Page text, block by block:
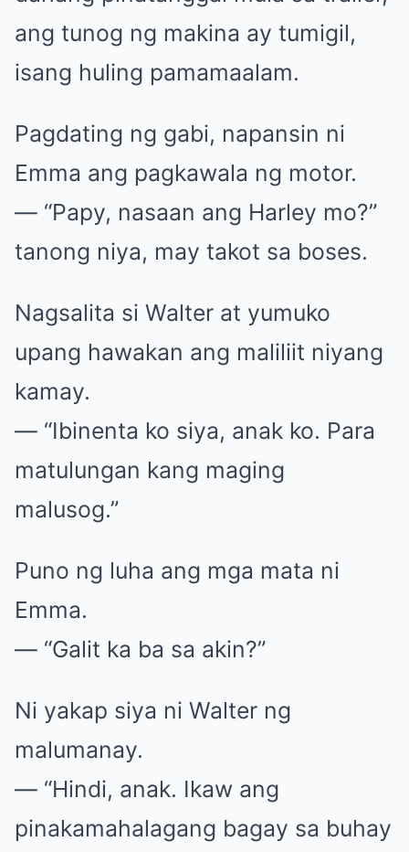
ang tunog ng makina ay tumigil,
isang huling pamamaalam.
Pagdating ng gabi, napansin ni
Emma ang pagkawala ng motor.
— “Papy, nasaan ang Harley mo?”
tanong niya, may takot sa boses.
Nagsalita si Walter at yumuko
upang hawakan ang maliliit niyang
kamay.
— “Ibinenta ko siya, anak ko. Para
matulungan kang maging
malusog.”
Puno ng luha ang mga mata ni
Emma.
— “Galit ka ba sa akin?”
Ni yakap siya ni Walter ng
malumanay.
— “Hindi, anak. Ikaw ang
pinakamahalagang bagay sa buhay